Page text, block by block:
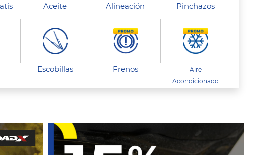
Aceite Alineación Pinchazos
Escobillas Frenos
Aire
Acondicionado